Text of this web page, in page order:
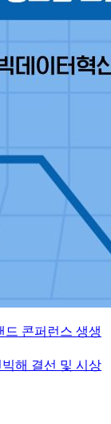
드 콘퍼런스 생생
해 결선 및 시상